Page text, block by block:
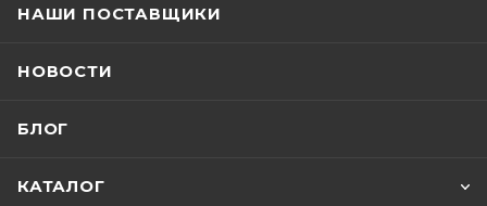
НАШИ ПОСТАВЩИКИ
НОВОСТИ
БЛОГ
КАТАЛОГ